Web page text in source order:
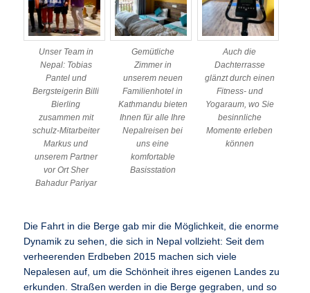
Unser Team in
Nepal: Tobias
Pantel und
Bergsteigerin Billi
Bierling
zusammen mit
schulz-Mitarbeiter
Markus und
unserem Partner
vor Ort Sher
Bahadur Pariyar
Gemütliche
Zimmer in
unserem neuen
Familienhotel in
Kathmandu bieten
Ihnen für alle Ihre
Nepalreisen bei
uns eine
komfortable
Basisstation
Auch die
Dachterrasse
glänzt durch einen
Fitness- und
Yogaraum, wo Sie
besinnliche
Momente erleben
können
Die Fahrt in die Berge gab mir die Möglichkeit, die enorme
Dynamik zu sehen, die sich in Nepal vollzieht: Seit dem
verheerenden Erdbeben 2015 machen sich viele
Nepalesen auf, um die Schönheit ihres eigenen Landes zu
erkunden. Straßen werden in die Berge gegraben, und so